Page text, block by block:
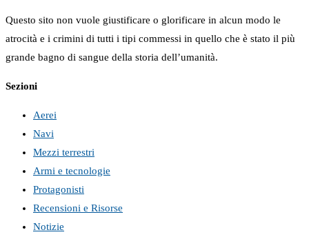
Questo sito non vuole giustificare o glorificare in alcun modo le
atrocità e i crimini di tutti i tipi commessi in quello che è stato il più
grande bagno di sangue della storia dell’umanità.
Sezioni
Aerei
Navi
Mezzi terrestri
Armi e tecnologie
Protagonisti
Recensioni e Risorse
Notizie